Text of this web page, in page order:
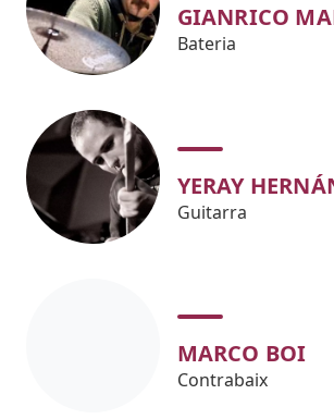
GIANRICO
Bateria
YERAY
Guitarra
MARCO BOI
Contrabaix